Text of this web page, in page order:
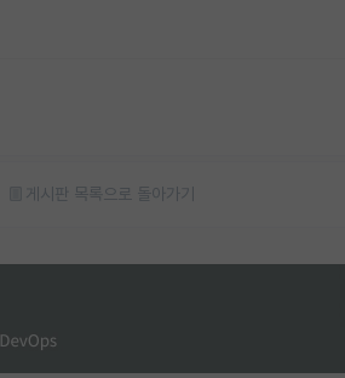
게시판 목록으로 돌아가기